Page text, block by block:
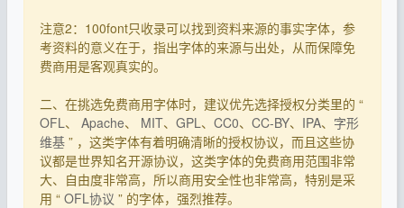
注意2：100font只收录可以找到资料来源的事实字体，参
考资料的意义在于，指出字体的来源与出处，从而保障免
费商用是客观真实的。
二、在挑选免费商用字体时，建议优先选择授权分类里的 “
OFL 、 Apache、 MIT、 GPL 、 CC0、 CC-BY、 IPA、 字形
维基 ” ，这类字体有着明确清晰的授权协议，而且这些协
议都是世界知名开源协议，这类字体的免费商用范围非常
大、自由度非常高，所以商用安全性也非常高，特别是采
用 “ OFL协议 ” 的字体，强烈推荐。